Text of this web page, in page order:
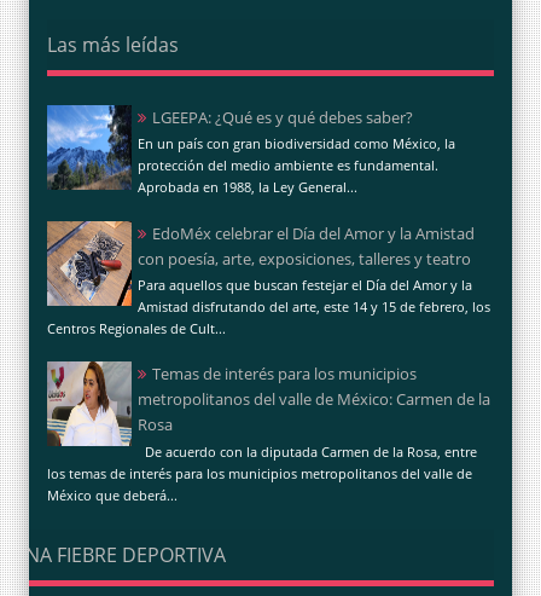
Las más leídas
LGEEPA: ¿Qué es y qué debes saber?
En un país con gran biodiversidad como México, la
protección del medio ambiente es fundamental.
Aprobada en 1988, la Ley General...
EdoMéx celebrar el Día del Amor y la Amistad
con poesía, arte, exposiciones, talleres y teatro
Para aquellos que buscan festejar el Día del Amor y la
Amistad disfrutando del arte, este 14 y 15 de febrero, los
Centros Regionales de Cult...
Temas de interés para los municipios
metropolitanos del valle de México: Carmen de la
Rosa
De acuerdo con la diputada Carmen de la Rosa, entre
los temas de interés para los municipios metropolitanos del valle de
México que deberá...
UNA FIEBRE DEPORTIVA